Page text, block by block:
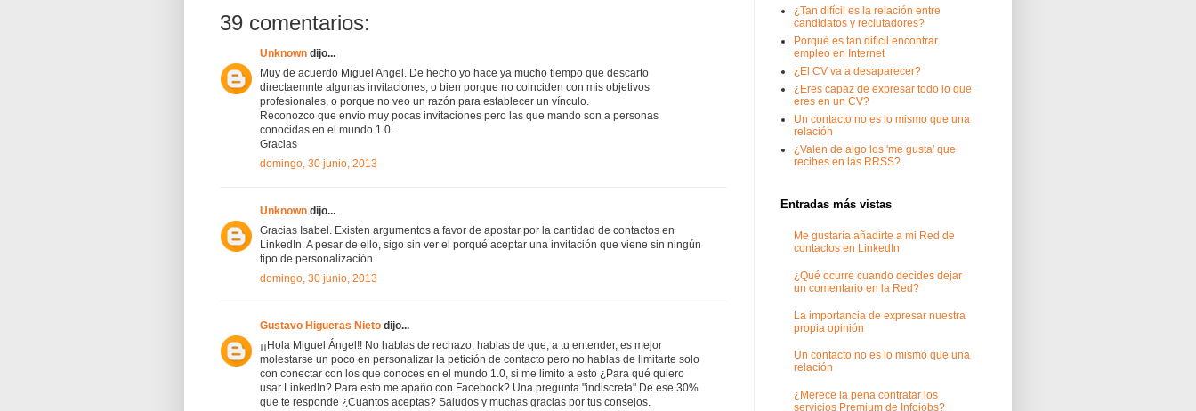
39 comentarios:
Unknown dijo...
Muy de acuerdo Miguel Angel. De hecho yo hace ya mucho tiempo que descarto
directaemnte algunas invitaciones, o bien porque no coinciden con mis objetivos
profesionales, o porque no veo un razón para establecer un vínculo.
Reconozco que envio muy pocas invitaciones pero las que mando son a personas
conocidas en el mundo 1.0.
Gracias
domingo, 30 junio, 2013
Unknown dijo...
Gracias Isabel. Existen argumentos a favor de apostar por la cantidad de contactos en
LinkedIn. A pesar de ello, sigo sin ver el porqué aceptar una invitación que viene sin ningún
tipo de personalización.
domingo, 30 junio, 2013
Gustavo Higueras Nieto dijo...
¡¡Hola Miguel Ángel!! No hablas de rechazo, hablas de que, a tu entender, es mejor
molestarse un poco en personalizar la petición de contacto pero no hablas de limitarte solo
con conectar con los que conoces en el mundo 1.0, si me limito a esto ¿Para qué quiero
usar LinkedIn? Para esto me apaño con Facebook? Una pregunta "indiscreta" De ese 30%
que te responde ¿Cuantos aceptas? Saludos y muchas gracias por tus consejos.
¿Tan difícil es la relación entre
candidatos y reclutadores?
Porqué es tan difícil encontrar
empleo en Internet
¿El CV va a desaparecer?
¿Eres capaz de expresar todo lo que
eres en un CV?
Un contacto no es lo mismo que una
relación
¿Valen de algo los 'me gusta' que
recibes en las RRSS?
Entradas más vistas
Me gustaría añadirte a mi Red de
contactos en LinkedIn
¿Qué ocurre cuando decides dejar
un comentario en la Red?
La importancia de expresar nuestra
propia opinión
Un contacto no es lo mismo que una
relación
¿Merece la pena contratar los
servicios Premium de Infojobs?